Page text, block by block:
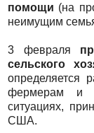
помощи (на
неимущим
3 февраля
сельского
определяется
фермерам и
ситуациях,
США.